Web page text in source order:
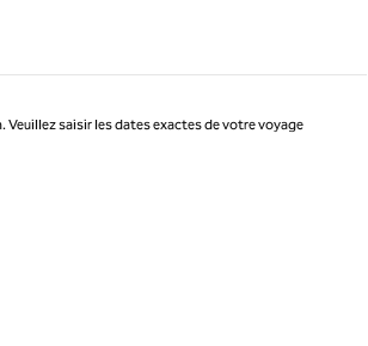
saisir les dates exactes de votre voyage